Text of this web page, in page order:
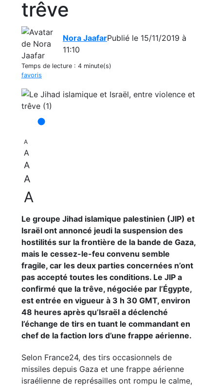
trêve
Nora JaafarPublié le 15/11/2019 à
11:10
Temps de lecture : 4 minute(s)
favoris
A
A
A
A
A
Le groupe Jihad islamique palestinien (JIP) et
Israël ont annoncé jeudi la suspension des
hostilités sur la frontière de la bande de Gaza,
mais le cessez-le-feu convenu semble
fragile, car les deux parties concernées n’ont
pas accepté toutes les conditions. Le JIP a
confirmé que la trêve, négociée par l’Égypte,
est entrée en vigueur à 3 h 30 GMT, environ
48 heures après qu’Israël a déclenché
l’échange de tirs en tuant le commandant en
chef de la faction lors d’une frappe aérienne.
Selon France24, des tirs occasionnels de
missiles depuis Gaza et une frappe aérienne
israélienne de représailles ont rompu le calme,